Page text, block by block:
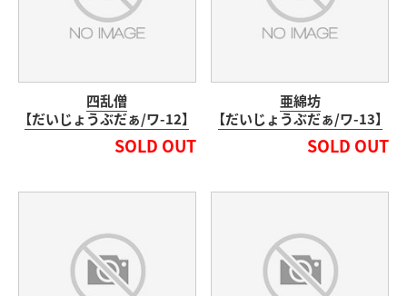
四乱僧
【だいじょうぶだぁ/ワ-12】
SOLD OUT
亜綿坊
【だいじょうぶだぁ/ワ-13】
SOLD OUT